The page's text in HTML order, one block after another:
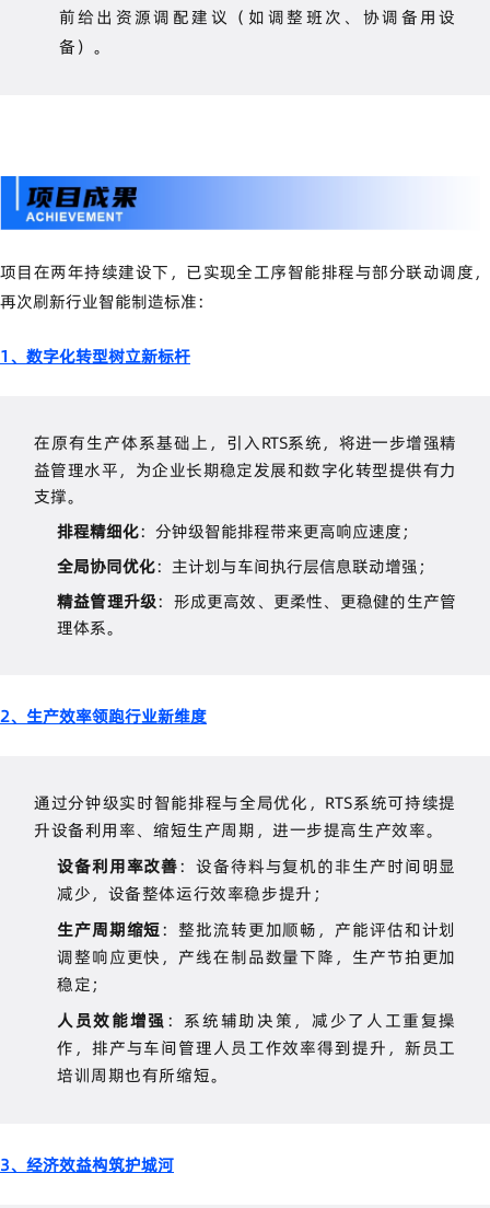
前给出资源调配建议（如调整班次、协调备用设
备）。
项目在两年持续建设下，已实现全工序智能排程与部分联动调度，
再次刷新行业智能制造标准：
1、数字化转型树立新标杆
在原有生产体系基础上，引入RTS系统，将进一步增强精
益管理水平，为企业长期稳定发展和数字化转型提供有力
支撑。
排程精细化：分钟级智能排程带来更高响应速度；
全局协同优化：主计划与车间执行层信息联动增强；
精益管理升级：形成更高效、更柔性、更稳健的生产管
理体系。
2、生产效率领跑行业新维度
通过分钟级实时智能排程与全局优化， RTS系统可持续提
升设备利用率、缩短生产周期，进一步提高生产效率。
设备利用率改善：设备待料与复机的非生产时间明显
减少，设备整体运行效率稳步提升；
生产周期缩短：整批流转更加顺畅，产能评估和计划
调整响应更快，产线在制品数量下降，生产节拍更加
稳定；
人员效能增强 ：系统辅助决策，减少了人工重复操
作，排产与车间管理人员工作效率得到提升，新员工
培训周期也有所缩短。
3、经济效益构筑护城河